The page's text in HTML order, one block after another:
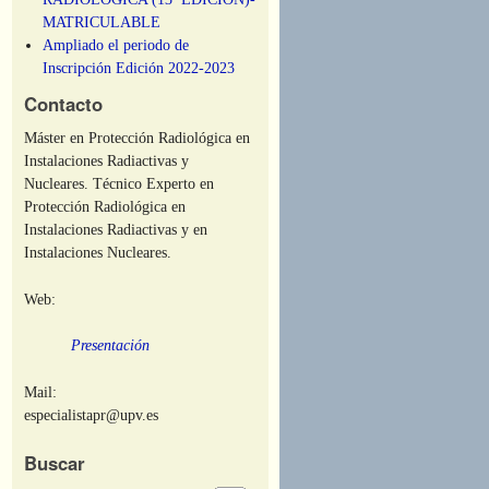
MATRICULABLE
Ampliado el periodo de
Inscripción Edición 2022-2023
Contacto
Máster en Protección Radiológica en
Instalaciones Radiactivas y
Nucleares. Técnico Experto en
Protección Radiológica en
Instalaciones Radiactivas y en
Instalaciones Nucleares.
Web:
Presentación
Mail:
especialistapr@upv.es
Buscar